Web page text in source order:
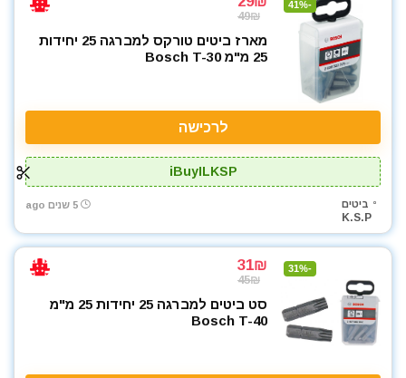
-41%
49₪
מארז ביטים טורקס למברגה 25 יחידות
25 מ"מ Bosch T-30
לרכישה
iBuyILKSP
ביטים
K.S.P
5 שנים ago
-31%
31₪
45₪
סט ביטים למברגה 25 יחידות 25 מ"מ
Bosch T-40